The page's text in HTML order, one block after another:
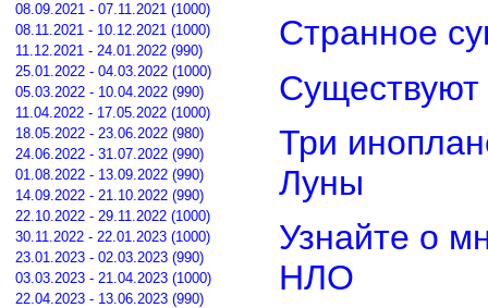
08.09.2021 - 07.11.2021 (1000)
08.11.2021 - 10.12.2021 (1000)
11.12.2021 - 24.01.2022 (990)
25.01.2022 - 04.03.2022 (1000)
05.03.2022 - 10.04.2022 (990)
11.04.2022 - 17.05.2022 (1000)
18.05.2022 - 23.06.2022 (980)
24.06.2022 - 31.07.2022 (990)
01.08.2022 - 13.09.2022 (990)
14.09.2022 - 21.10.2022 (990)
22.10.2022 - 29.11.2022 (1000)
30.11.2022 - 22.01.2023 (1000)
23.01.2023 - 02.03.2023 (990)
03.03.2023 - 21.04.2023 (1000)
22.04.2023 - 13.06.2023 (990)
Странное
Три
Луны
Узнайте о
НЛО